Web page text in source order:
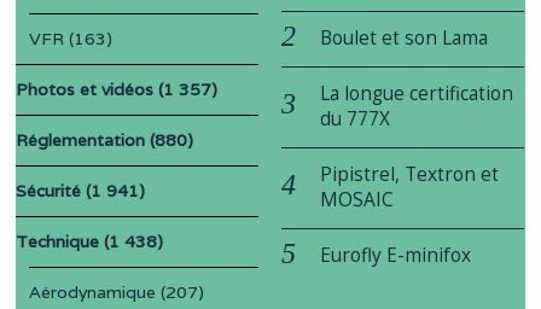
VFR (163)
Photos et vidéos (1 357)
Réglementation (880)
Sécurité (1 941)
Technique (1 438)
Aérodynamique (207)
Boulet et son Lama
La longue certification
du 777X
Pipistrel, Textron et
MOSAIC
Eurofly E-minifox